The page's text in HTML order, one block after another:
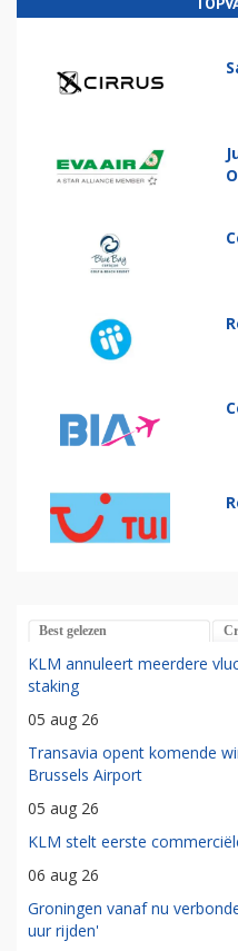
Best gelezen
KLM annuleert meerdere
staking
05 aug 26
Transavia opent komende
Brussels Airport
05 aug 26
KLM stelt eerste
06 aug 26
Groningen vanaf nu
uur rijden'